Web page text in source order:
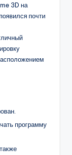
3D на
почти
программу